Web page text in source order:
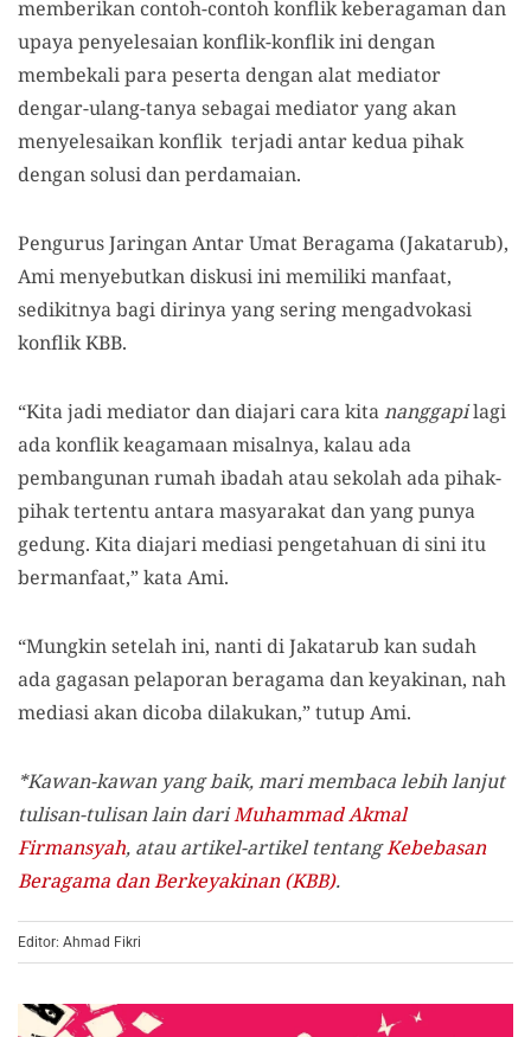
memberikan contoh-contoh konflik keberagaman dan
upaya penyelesaian konflik-konflik ini dengan
membekali para peserta dengan alat mediator
dengar-ulang-tanya sebagai mediator yang akan
menyelesaikan konflik terjadi antar kedua pihak
dengan solusi dan perdamaian.
Pengurus Jaringan Antar Umat Beragama (Jakatarub),
Ami menyebutkan diskusi ini memiliki manfaat,
sedikitnya bagi dirinya yang sering mengadvokasi
konflik KBB.
“Kita jadi mediator dan diajari cara kitananggapilagi
ada konflik keagamaan misalnya, kalau ada
pembangunan rumah ibadah atau sekolah ada pihak-
pihak tertentu antara masyarakat dan yang punya
gedung. Kita diajari mediasi pengetahuan di sini itu
bermanfaat,” kata Ami.
“Mungkin setelah ini, nanti di Jakatarub kan sudah
ada gagasan pelaporan beragama dan keyakinan, nah
mediasi akan dicoba dilakukan,” tutup Ami.
*Kawan-kawan yang baik, mari membaca lebih lanjut
tulisan-tulisan lain dariMuhammad Akmal
Firmansyah, atau artikel-artikel tentangKebebasan
Beragama dan Berkeyakinan (KBB).
Editor: Ahmad Fikri